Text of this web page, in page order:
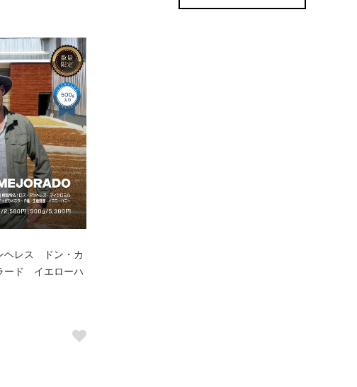
ヘレス ドン・カ
ード イエローハ